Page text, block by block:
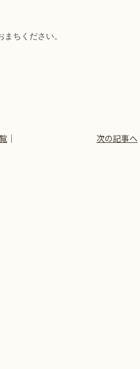
ちください。
│ 次の記事へ